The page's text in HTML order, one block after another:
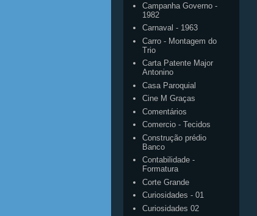
Campanha Governo -
1982
Carnaval - 1963
Carro - Montagem do
Trio
Carta Patente Major
Antonino
Casa Paroquial
Cine M Graças
Comentários
Comercio - Tecidos
Construção prédio
Banco
Contabilidade -
Formatura
Corte Grande
Curiosidades - 01
Curiosidades 02